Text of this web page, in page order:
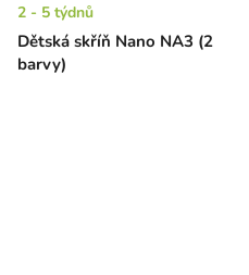
Dětská skříň Nano NA3 (2
barvy)
2 - 5 týdnů